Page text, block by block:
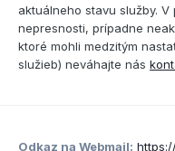
aktuálneho stavu služby.
nepresnosti, prípadne
ktoré mohli medzitým
služieb) neváhajte nás
Odkaz na Webmail: